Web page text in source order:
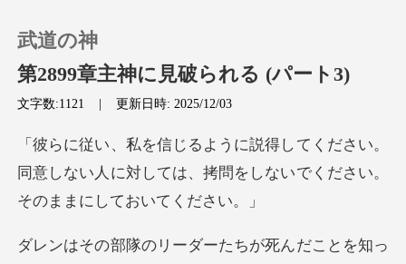
チャージ
閲覧履歴
武道の神
第2899章主神に見破られる (パート3)
文字数:1121 |更新日時: 2025/12/03
い。
同意しない人に対しては、拷問をしないで